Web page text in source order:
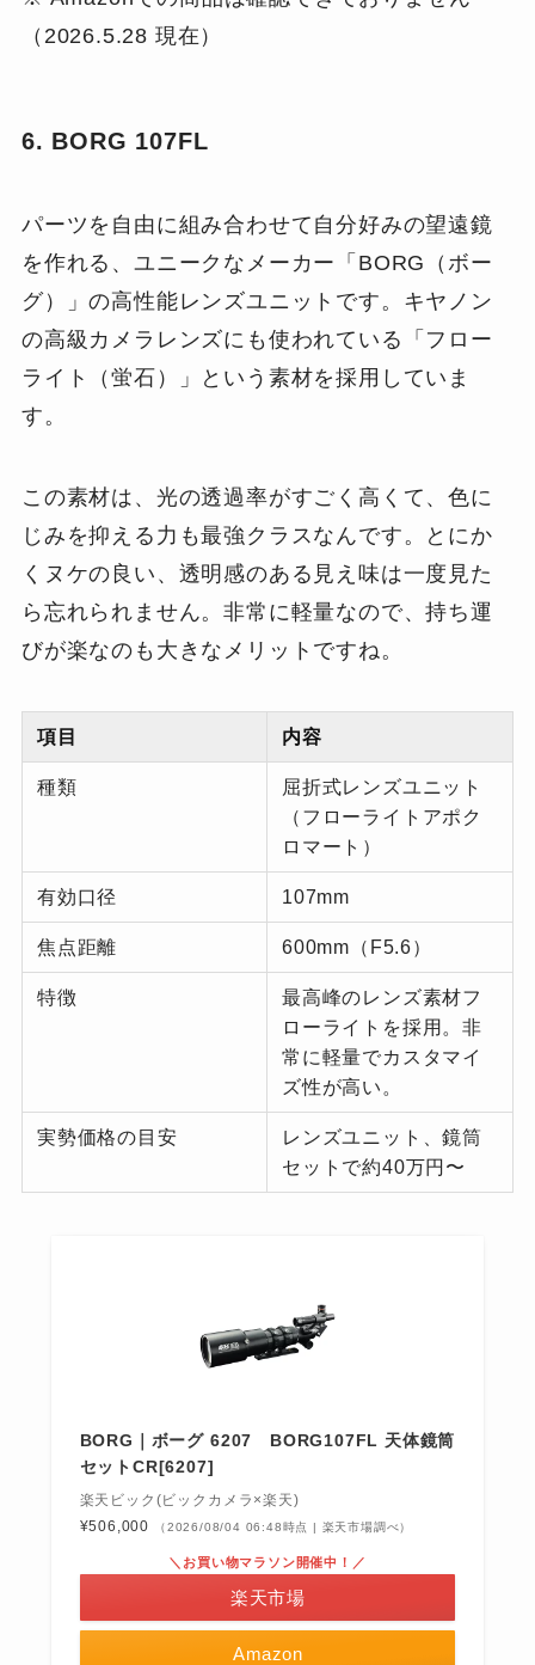
（2026.5.28 現在）
6. BORG 107FL
パーツを自由に組み合わせて自分好みの望遠鏡
を作れる、ユニークなメーカー「BORG（ボー
グ）」の高性能レンズユニットです。キヤノン
の高級カメラレンズにも使われている「フロー
ライト（蛍石）」という素材を採用していま
す。
この素材は、光の透過率がすごく高くて、色に
じみを抑える力も最強クラスなんです。とにか
くヌケの良い、透明感のある見え味は一度見た
ら忘れられません。非常に軽量なので、持ち運
びが楽なのも大きなメリットですね。
項目 内容
種類
屈折式レンズユニット
（フローライトアポク
ロマート）
有効口径 107mm
焦点距離 600mm（F5.6）
特徴
最高峰のレンズ素材フ
ローライトを採用。非
常に軽量でカスタマイ
ズ性が高い。
実勢価格の目安
レンズユニット、鏡筒
セットで約40万円〜
BORG｜ボーグ 6207 BORG107FL 天体鏡筒
セットCR[6207]
楽天ビック(ビックカメラ×楽天)
¥506,000
（2026/08/04 06:48時点 | 楽天市場調べ）
Amazon
＼お買い物マラソン開催中！／
楽天市場